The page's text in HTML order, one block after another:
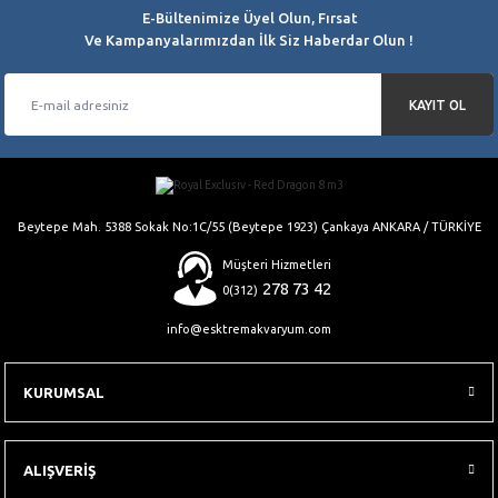
Bu ürüne benzer farklı alternatifler olmalı.
Gönder
E-Bültenimize Üyel Olun, Fırsat
Ve Kampanyalarımızdan İlk Siz Haberdar Olun !
KAYIT OL
Beytepe Mah. 5388 Sokak No:1C/55 (Beytepe 1923) Çankaya ANKARA / TÜRKİYE
Müşteri Hizmetleri
0(312) 278 73 42
info@esktremakvaryum.com
KURUMSAL
ALIŞVERİŞ